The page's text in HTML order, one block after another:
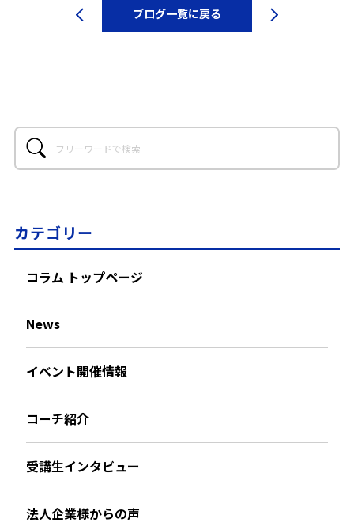
ブログ一覧に戻る
カテゴリー
コラム トップページ
News
イベント開催情報
コーチ紹介
受講生インタビュー
法人企業様からの声